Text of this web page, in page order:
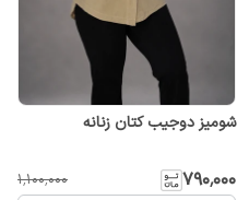
شومیز دوجیب کتان زنانه
۷۹۰٬۰۰۰ ۱٬۱۰۰٬۰۰۰